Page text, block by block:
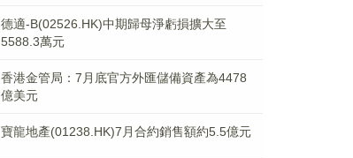
德適-B(02526.HK)中期歸母淨虧損擴大至
5588.3萬元
香港金管局：7月底官方外匯儲備資產為4478
億美元
寶龍地產(01238.HK)7月合約銷售額約5.5億元